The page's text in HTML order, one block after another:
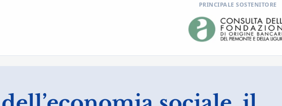
PRINCIPALE SOSTENITORE